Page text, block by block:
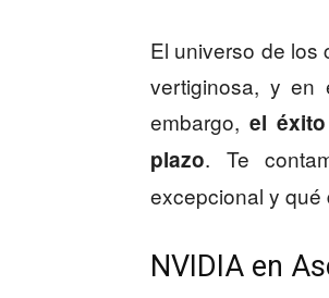
El universo de los
vertiginosa, y en
embargo, el
plazo. Te
excepcional y qué
NVIDIA en